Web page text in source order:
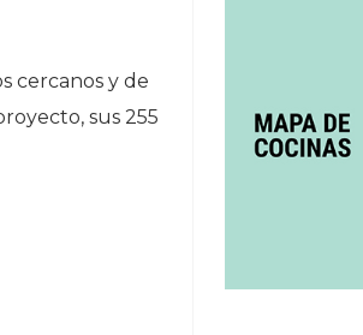
cercanos y de
sus 255